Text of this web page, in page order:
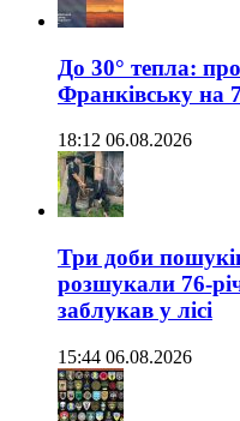
До 30° тепла:
Франківську на
18:12 06.08.2026
Три доби
розшукали 76-
заблукав у лісі
15:44 06.08.2026